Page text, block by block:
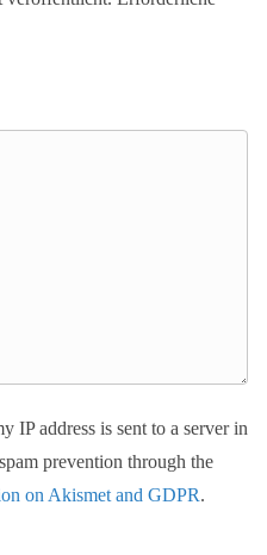
IP address is sent to a server in
prevention through the
on Akismet and GDPR.